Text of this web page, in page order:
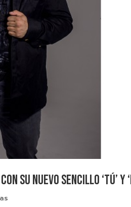
SU NUEVO SENCILLO ‘TÚ’ Y